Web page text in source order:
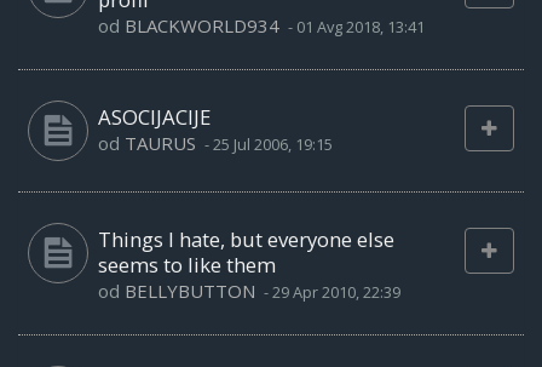
od BLACKWORLD934 - 01 Avg 2018, 13:41
ASOCIJACIJE
od TAURUS -25 Jul 2006, 19:15
Things I hate, but everyone else
seems to like them
od BELLYBUTTON -29 Apr 2010, 22:39